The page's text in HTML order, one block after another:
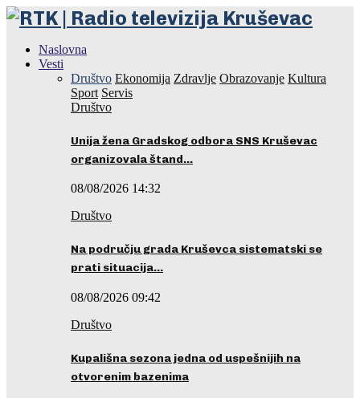
Naslovna
Vesti
Društvo Ekonomija Zdravlje Obrazovanje Kultura
Sport Servis
Društvo
Unija žena Gradskog odbora SNS Kruševac
organizovala štand…
08/08/2026 14:32
Društvo
Na području grada Kruševca sistematski se
prati situacija…
08/08/2026 09:42
Društvo
Kupališna sezona jedna od uspešnijih na
otvorenim bazenima